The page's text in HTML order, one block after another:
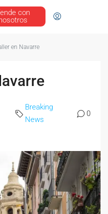
con
en Navarre
Breaking
News
0